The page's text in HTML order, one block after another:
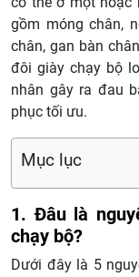
gồm móng chân,
chân, gan bàn
đôi giày chạy bộ
nhân gây ra đau
phục tối ưu.
Mục lục
1. Đâu là
chạy bộ?
Dưới đây là 5